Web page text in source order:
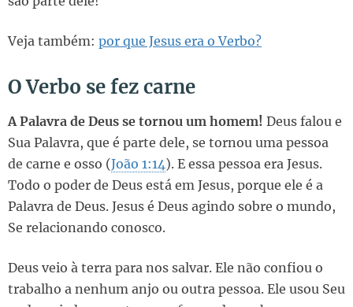
Veja também: por que Jesus era o Verbo?
O Verbo se fez carne
A Palavra de Deus se tornou um homem! Deus falou e
Sua Palavra, que é parte dele, se tornou uma pessoa
de carne e osso (João 1:14). E essa pessoa era Jesus.
Todo o poder de Deus está em Jesus, porque ele é a
Palavra de Deus. Jesus é Deus agindo sobre o mundo,
Se relacionando conosco.
Deus veio à terra para nos salvar. Ele não confiou o
trabalho a nenhum anjo ou outra pessoa. Ele usou Seu